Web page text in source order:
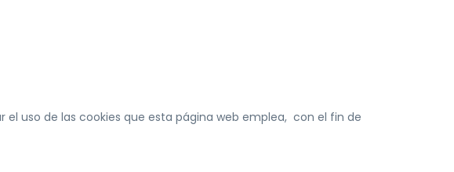
el uso de las cookies que esta página web emplea, con el fin de